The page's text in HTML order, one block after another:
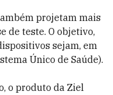
projetam mais
de teste. O objetivo,
sejam, em
Único de Saúde).
o produto da Ziel